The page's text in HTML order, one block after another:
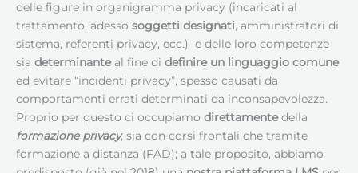
delle figure in organigramma privacy (incaricati al
trattamento, adesso soggetti designati, amministratori di
sistema, referenti privacy, ecc.) e delle loro competenze
sia determinante al fine di definire un linguaggio comune
ed evitare “incidenti privacy”, spesso causati da
comportamenti errati determinati da inconsapevolezza.
Proprio per questo ci occupiamo direttamentedella
formazione privacy, sia con corsi frontali che tramite
formazione a distanza (FAD); a tale proposito, abbiamo